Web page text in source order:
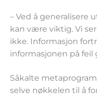
– Ved å generalisere
kan være viktig. Vi
ikke. Informasjon
informasjonen på feil
Såkalte
selve nøkkelen til å